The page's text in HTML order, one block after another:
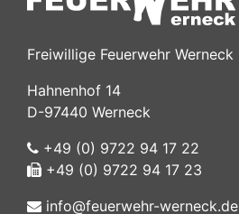
Freiwillige Feuerwehr Werneck
Hahnenhof 14
D-97440 Werneck
+49 (0) 9722 94 17 22
+49 (0) 9722 94 17 23
info@feuerwehr-werneck.de